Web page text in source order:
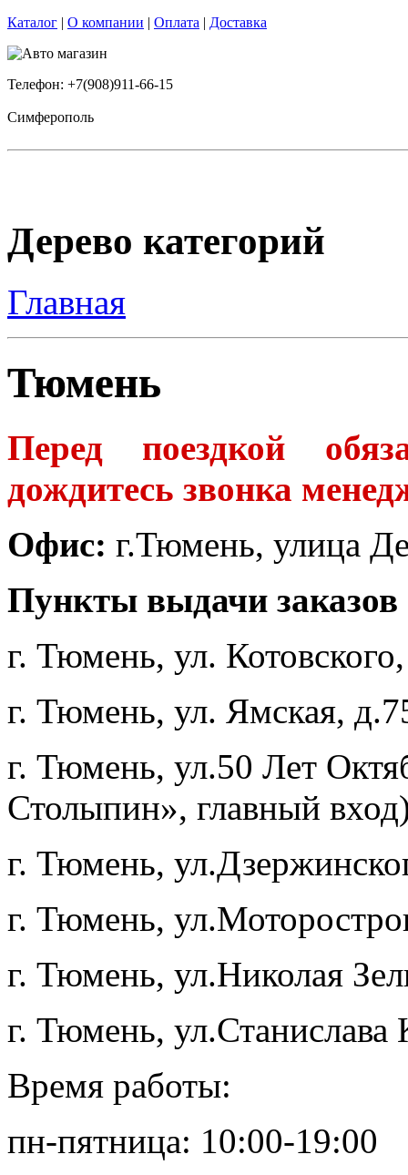
Каталог | О компании | Оплата | Доставка
Телефон: +7(908)911-66-15
Симферополь
Дерево категорий
Главная
Тюмень
Перед поездкой
дождитесь звонка
Офис: г.Тюмень, улица
Пункты выдачи заказов
г. Тюмень, ул.
г. Тюмень, ул. Ямская,
г. Тюмень, ул.50 Лет
Столыпин», главный
г. Тюмень,
г. Тюмень,
г. Тюмень, ул.Николая
г. Тюмень, ул.Станислава
Время работы:
пн-пятница: 10:00-19:00